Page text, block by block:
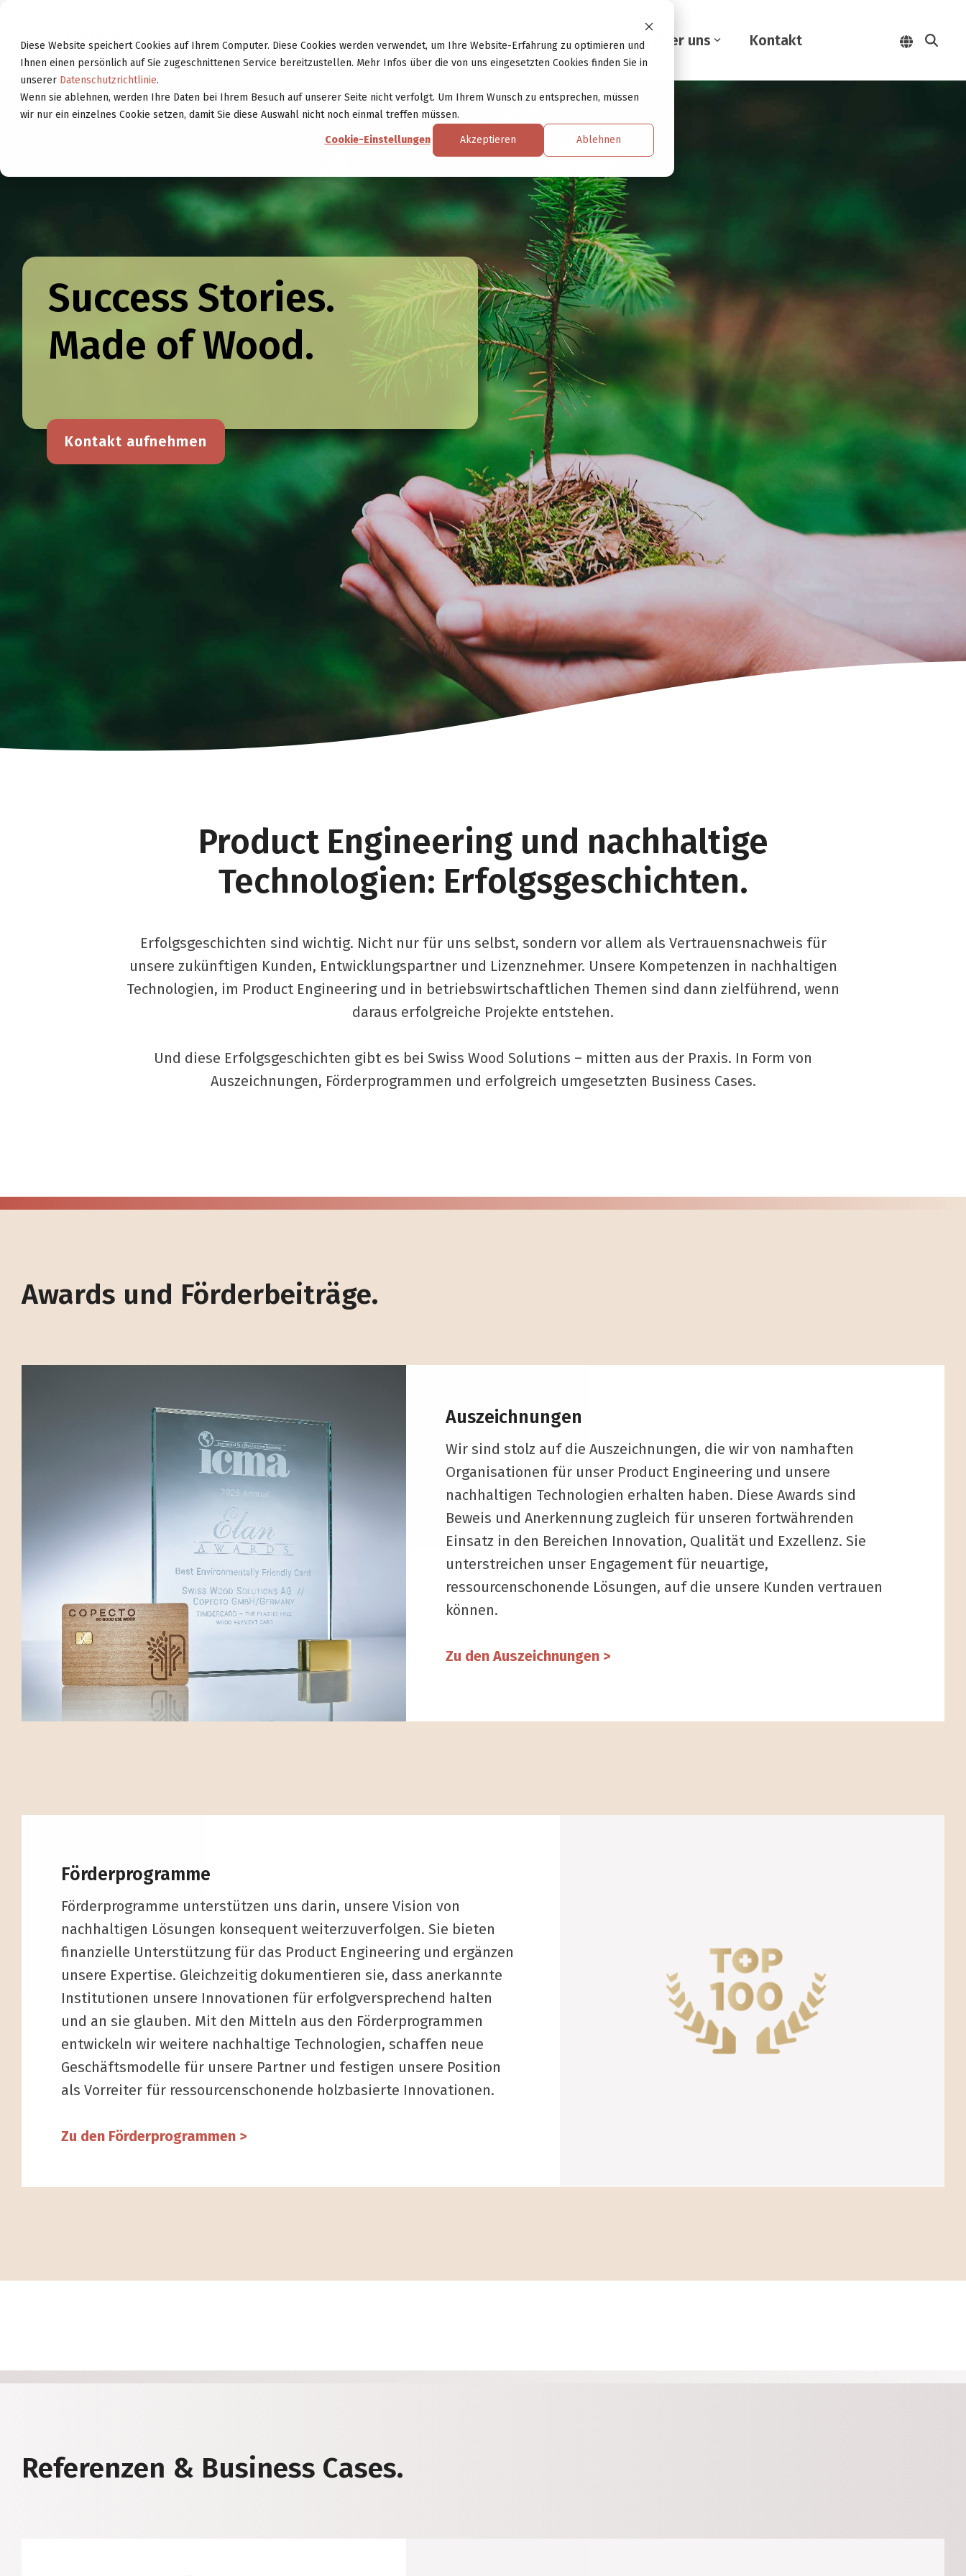
Diese Website speichert Cookies auf Ihrem Computer. Diese Cookies werden verwendet, um Ihre Website-Erfahrung zu optimieren und
Ihnen einen persönlich auf Sie zugeschnittenen Service bereitzustellen. Mehr Infos über die von uns eingesetzten Cookies finden Sie in
unserer Datenschutzrichtlinie.
Wenn sie ablehnen, werden Ihre Daten bei Ihrem Besuch auf unserer Seite nicht verfolgt. Um Ihrem Wunsch zu entsprechen, müssen
wir nur ein einzelnes Cookie setzen, damit Sie diese Auswahl nicht noch einmal treffen müssen.
Cookie-Einstellungen Akzeptieren Ablehnen
Website
Angebot Lösungen Erfolgsgeschichten Über uns Kontakt
Success Stories.
Made of Wood.
Kontakt aufnehmen
Product Engineering und nachhaltige
Technologien: Erfolgsgeschichten.
Erfolgsgeschichten sind wichtig. Nicht nur für uns selbst, sondern vor allem als Vertrauensnachweis für
unsere zukünftigen Kunden, Entwicklungspartner und Lizenznehmer. Unsere Kompetenzen in nachhaltigen
Technologien, im Product Engineering und in betriebswirtschaftlichen Themen sind dann zielführend, wenn
daraus erfolgreiche Projekte entstehen.
Und diese Erfolgsgeschichten gibt es bei Swiss Wood Solutions – mitten aus der Praxis. In Form von
Auszeichnungen, Förderprogrammen und erfolgreich umgesetzten Business Cases.
Awards und Förderbeiträge.
Auszeichnungen
Wir sind stolz auf die Auszeichnungen, die wir von namhaften
Organisationen für unser Product Engineering und unsere
nachhaltigen Technologien erhalten haben. Diese Awards sind
Beweis und Anerkennung zugleich für unseren fortwährenden
Einsatz in den Bereichen Innovation, Qualität und Exzellenz. Sie
unterstreichen unser Engagement für neuartige,
ressourcenschonende Lösungen, auf die unsere Kunden vertrauen
können.
Zu den Auszeichnungen >
Förderprogramme
Förderprogramme unterstützen uns darin, unsere Vision von
nachhaltigen Lösungen konsequent weiterzuverfolgen. Sie bieten
finanzielle Unterstützung für das Product Engineering und ergänzen
unsere Expertise. Gleichzeitig dokumentieren sie, dass anerkannte
Institutionen unsere Innovationen für erfolgversprechend halten
und an sie glauben. Mit den Mitteln aus den Förderprogrammen
entwickeln wir weitere nachhaltige Technologien, schaffen neue
Geschäftsmodelle für unsere Partner und festigen unsere Position
als Vorreiter für ressourcen­schonende holzbasierte Innovationen.
Zu den Förderprogrammen >
Referenzen & Business Cases.